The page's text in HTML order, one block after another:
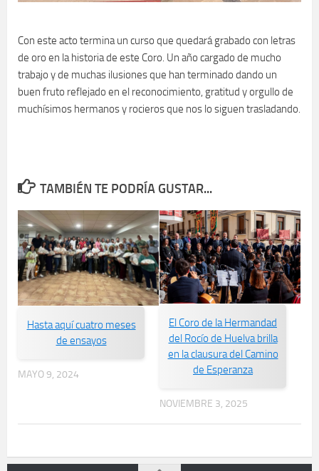
Con este acto termina un curso que quedará grabado con letras
de oro en la historia de este Coro. Un año cargado de mucho
trabajo y de muchas ilusiones que han terminado dando un
buen fruto reflejado en el reconocimiento, gratitud y orgullo de
muchísimos hermanos y rocieros que nos lo siguen trasladando.
TAMBIÉN TE PODRÍA GUSTAR...
Hasta aquí cuatro meses
de ensayos
MAYO 9, 2024
El Coro de la Hermandad
del Rocío de Huelva brilla
en la clausura del Camino
de Esperanza
NOVIEMBRE 3, 2025